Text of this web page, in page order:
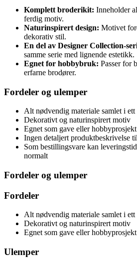
Komplett broderikit: Inneholder
ferdig motiv.
Naturinspirert design: Motivet
dekorativ stil.
En del av Designer Collection-
samme serie med lignende estetikk.
Egnet for hobbybruk: Passer for
erfarne brodører.
Fordeler og ulemper
Alt nødvendig materiale samlet i
Dekorativt og naturinspirert motiv
Egnet som gave eller hobbyprosjekt
Ingen detaljert produktbeskrivelse
Som bestillingsvare kan
normalt
Fordeler og ulemper
Fordeler
Alt nødvendig materiale samlet i
Dekorativt og naturinspirert motiv
Egnet som gave eller hobbyprosjekt
Ulemper